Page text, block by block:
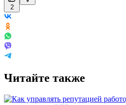
2
Читайте также